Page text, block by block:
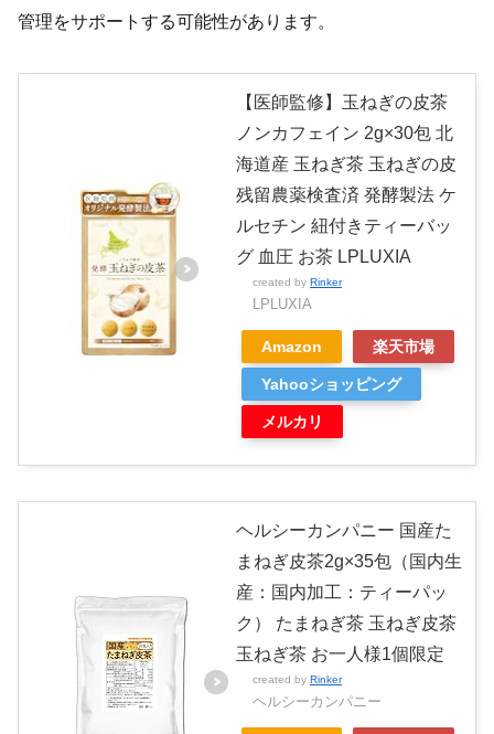
管理をサポートする可能性があります。
【医師監修】玉ねぎの皮茶
ノンカフェイン 2g×30包 北
海道産 玉ねぎ茶 玉ねぎの皮
残留農薬検査済 発酵製法 ケ
ルセチン 紐付きティーバッ
グ 血圧 お茶 LPLUXIA
created by Rinker
LPLUXIA
Amazon 楽天市場
Yahooショッピング
メルカリ
ヘルシーカンパニー 国産た
まねぎ皮茶2g×35包（国内生
産：国内加工：ティーパッ
ク） たまねぎ茶 玉ねぎ皮茶
玉ねぎ茶 お一人様1個限定
created by Rinker
ヘルシーカンパニー